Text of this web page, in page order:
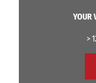
YOUR
>